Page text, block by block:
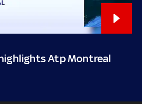
Atp Montreal